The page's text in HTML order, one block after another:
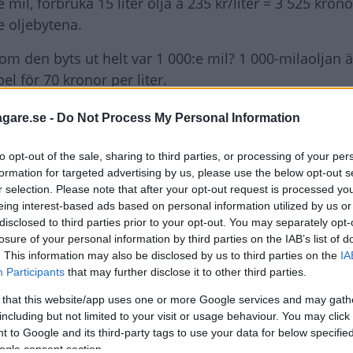
- Do Not Process My Personal Information
opt-out of the sale, sharing to third parties, or processing of your
for targeted advertising by us, please use the below opt-out
selection. Please note that after your opt-out request is processed
interest-based ads based on personal information utilized by us
to third parties prior to your opt-out. You may separately
of your personal information by third parties on the IAB’s list of
This information may also be disclosed by us to third parties on the
Participants that may further disclose it to other third parties.
that this website/app uses one or more Google services and may
but not limited to your visit or usage behaviour. You may
to Google and its third-party tags to use your data for below
consent section.
oljebytena.
den byts ut helt var 1 000:e mil? 1 000-milaoljan
för 70 kronor per liter.
att just Audis motorer drar mycket olja,
nog sökas i biltillverkarnas strävan efter låg
lager och tätningar (kolvringar med mera) sätts
är det gynnsamt för tillverkarna.
inte är den enda tillverkare som tillåter hög